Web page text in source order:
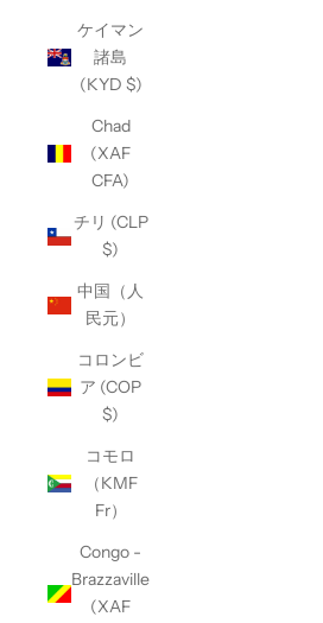
ケイマン
諸島
(KYD $)
Chad
(XAF
CFA)
チリ (CLP
$)
中国（人
民元）
コロンビ
ア (COP
$)
コモロ
（KMF
Fr）
Congo -
Brazzaville
(XAF